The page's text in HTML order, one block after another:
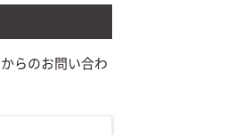
らのお問い合わ